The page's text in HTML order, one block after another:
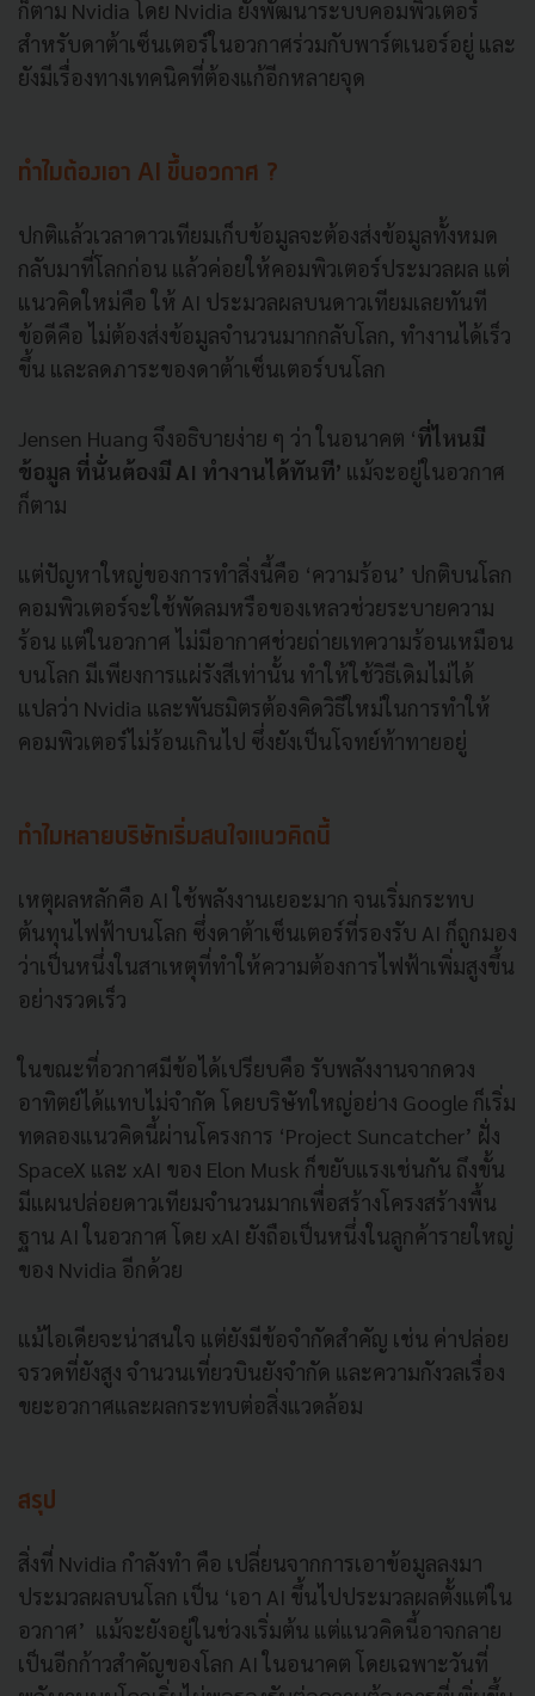
ก็ตาม Nvidia โดย Nvidia ยังพัฒนาระบบคอมพิวเตอร์
สำหรับดาต้าเซ็นเตอร์ในอวกาศร่วมกับพาร์ตเนอร์อยู่ และ
ยังมีเรื่องทางเทคนิคที่ต้องแก้อีกหลายจุด
ทำไมต้องเอา AI ขึ้นอวกาศ ?
ปกติแล้วเวลาดาวเทียมเก็บข้อมูลจะต้องส่งข้อมูลทั้งหมด
กลับมาที่โลกก่อน แล้วค่อยให้คอมพิวเตอร์ประมวลผล แต่
แนวคิดใหม่คือ ให้ AI ประมวลผลบนดาวเทียมเลยทันที
ข้อดีคือ ไม่ต้องส่งข้อมูลจำนวนมากกลับโลก, ทำงานได้เร็ว
ขึ้น และลดภาระของดาต้าเซ็นเตอร์บนโลก
Jensen Huang จึงอธิบายง่าย ๆ ว่า ในอนาคต ‘ที่ไหนมี
ข้อมูล ที่นั่นต้องมี AI ทำงานได้ทันที’ แม้จะอยู่ในอวกาศ
ก็ตาม
แต่ปัญหาใหญ่ของการทำสิ่งนี้คือ ‘ความร้อน’ ปกติบนโลก
คอมพิวเตอร์จะใช้พัดลมหรือของเหลวช่วยระบายความ
ร้อน แต่ในอวกาศ ไม่มีอากาศช่วยถ่ายเทความร้อนเหมือน
บนโลก มีเพียงการแผ่รังสีเท่านั้น ทำให้ใช้วิธีเดิมไม่ได้
แปลว่า Nvidia และพันธมิตรต้องคิดวิธีใหม่ในการทำให้
คอมพิวเตอร์ไม่ร้อนเกินไป ซึ่งยังเป็นโจทย์ท้าทายอยู่
ทำไมหลายบริษัทเริ่มสนใจแนวคิดนี้
เหตุผลหลักคือ AI ใช้พลังงานเยอะมาก จนเริ่มกระทบ
ต้นทุนไฟฟ้าบนโลก ซึ่งดาต้าเซ็นเตอร์ที่รองรับ AI ก็ถูกมอง
ว่าเป็นหนึ่งในสาเหตุที่ทำให้ความต้องการไฟฟ้าเพิ่มสูงขึ้น
อย่างรวดเร็ว
ในขณะที่อวกาศมีข้อได้เปรียบคือ รับพลังงานจากดวง
อาทิตย์ได้แทบไม่จำกัด โดยบริษัทใหญ่อย่าง Google ก็เริ่ม
ทดลองแนวคิดนี้ผ่านโครงการ ‘Project Suncatcher’ ฝั่ง
SpaceX และ xAI ของ Elon Musk ก็ขยับแรงเช่นกัน ถึงขั้น
มีแผนปล่อยดาวเทียมจำนวนมากเพื่อสร้างโครงสร้างพื้น
ฐาน AI ในอวกาศ โดย xAI ยังถือเป็นหนึ่งในลูกค้ารายใหญ่
ของ Nvidia อีกด้วย
แม้ไอเดียจะน่าสนใจ แต่ยังมีข้อจำกัดสำคัญ เช่น ค่าปล่อย
จรวดที่ยังสูง จำนวนเที่ยวบินยังจำกัด และความกังวลเรื่อง
ขยะอวกาศและผลกระทบต่อสิ่งแวดล้อม
สรุป
สิ่งที่ Nvidia กำลังทำ คือ เปลี่ยนจากการเอาข้อมูลลงมา
ประมวลผลบนโลก เป็น ‘เอา AI ขึ้นไปประมวลผลตั้งแต่ใน
อวกาศ’ แม้จะยังอยู่ในช่วงเริ่มต้น แต่แนวคิดนี้อาจกลาย
เป็นอีกก้าวสำคัญของโลก AI ในอนาคต โดยเฉพาะวันที่